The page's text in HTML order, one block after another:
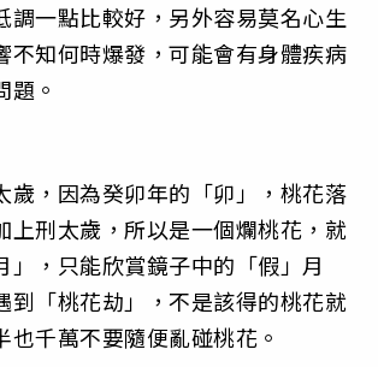
調一點比較好，另外容易莫名心生
不知何時爆發，可能會有身體疾病
題。
歲，因為癸卯年的「卯」，桃花落
上刑太歲，所以是一個爛桃花，就
」，只能欣賞鏡子中的「假」月
到「桃花劫」，不是該得的桃花就
也千萬不要隨便亂碰桃花。